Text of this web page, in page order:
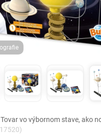
Tovar vo výbornom stave, ako